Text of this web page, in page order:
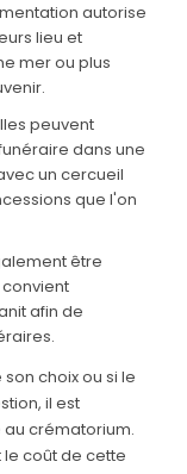
autorise
lieu et
mer ou plus
peuvent
dans une
un cercueil
que l'on
être
afin de
choix ou si le
il est
crématorium.
coût de cette